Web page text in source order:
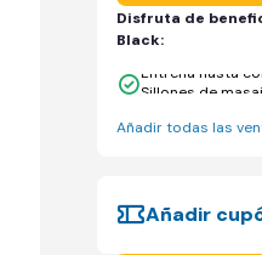
Disfruta de
Black:
Entrena hasta
Sillones de
Añadir todas las
Añadir